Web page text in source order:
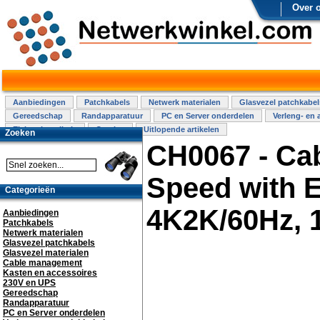
Over
Aanbiedingen Patchkabels Netwerk materialen
Glasvezel
Gereedschap
Randapparatuur PC en Server onderdelen
Verleng- en
Elektra installatie
Overige Uitlopende artikelen
CH0067 -
Speed with
4K2K/60Hz,
Zoeken
Categorieën
Aanbiedingen
Patchkabels
Netwerk materialen
Glasvezel patchkabels
Glasvezel materialen
Cable management
Kasten en accessoires
230V en UPS
Gereedschap
Randapparatuur
PC en Server onderdelen